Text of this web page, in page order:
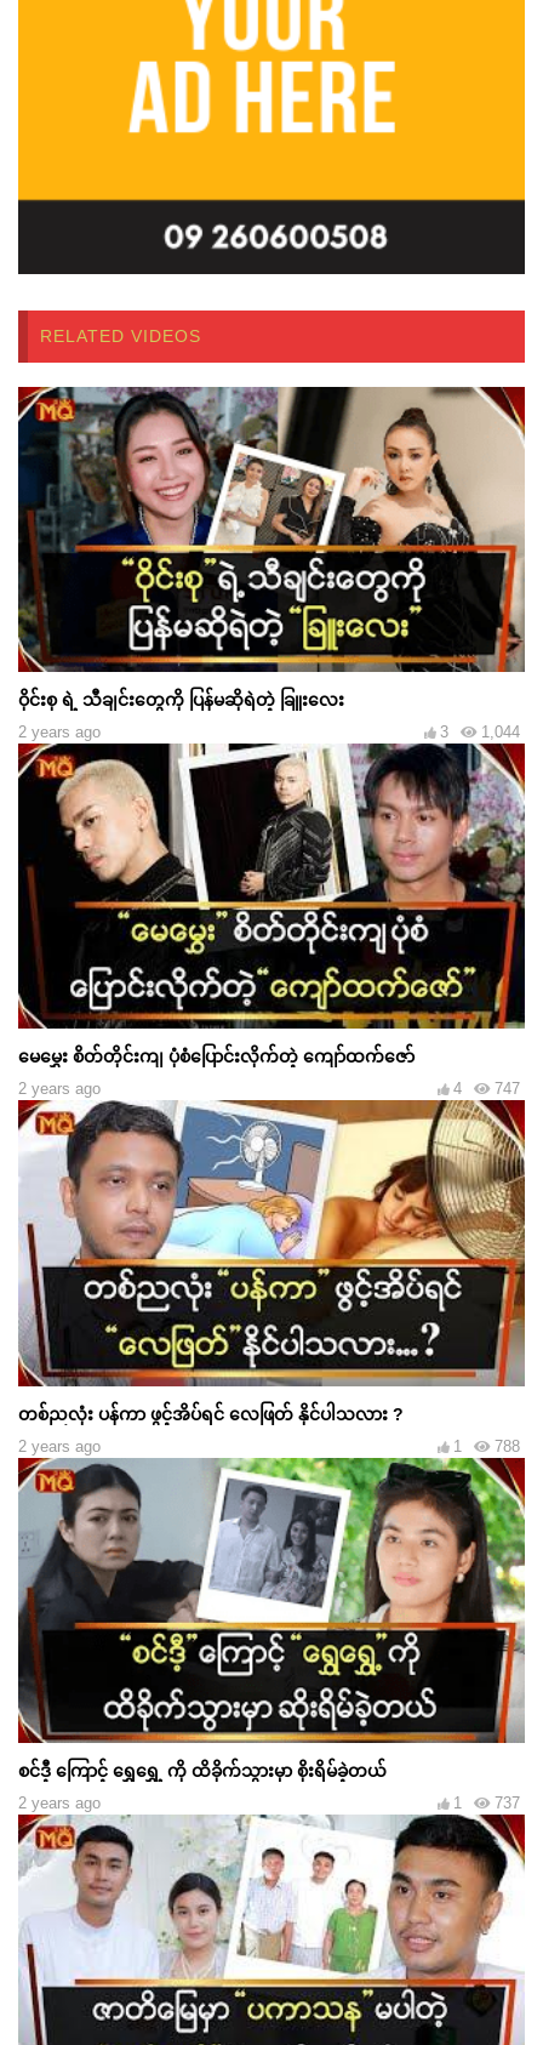
RELATED VIDEOS
ဝိုင်းစု ရဲ့ သီချင်းတွေကို ပြန်မဆိုရဲတဲ့ ခြူးလေး
2 years ago 1,044
3
မေမွှေး စိတ်တိုင်းကျ ပုံစံပြောင်းလိုက်တဲ့ ကျော်ထက်ဇော်
2 years ago 747
4
တစ်ညလုံး ပန်ကာ ဖွင့်အိပ်ရင် လေဖြတ် နိုင်ပါသလား ?
2 years ago 788
1
စင်ဒီ့ ကြောင့် ရွှေရွှေ့ ကို ထိခိုက်သွားမှာ စိုးရိမ်ခဲ့တယ်
2 years ago 737
1